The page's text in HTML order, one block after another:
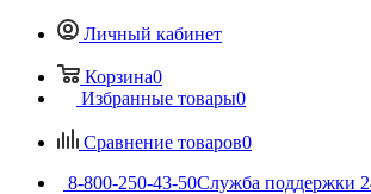
Личный кабинет
Корзина0
Избранные товары0
Сравнение товаров0
8-800-250-43-50Служба поддержки